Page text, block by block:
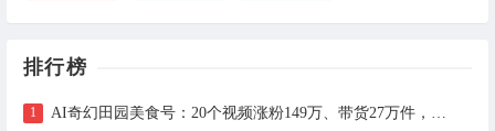
排行榜
AI奇幻田园美食号：20个视频涨粉149万、带货27万件，手把手拆解教程（含工具）